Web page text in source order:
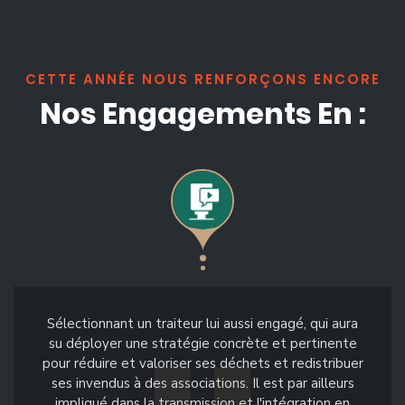
CETTE ANNÉE NOUS RENFORÇONS ENCORE
Nos Engagements En :
Sélectionnant un traiteur lui aussi engagé, qui aura
su déployer une stratégie concrète et pertinente
pour réduire et valoriser ses déchets et redistribuer
ses invendus à des associations. Il est par ailleurs